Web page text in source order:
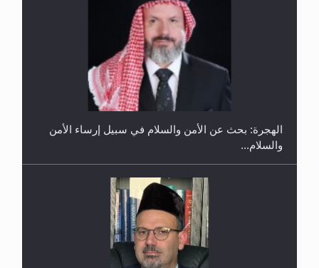
إتمام حفظ القرآن الكريم لثلاثة طلاب من مدرسة الحفظ
حفل توزيع الشهادات في الجامعة الأحمدية بنيجيريا لعام
الهجرة: بحث عن الأمن والسلام في سبيل إرساء الأمن
والسلام...